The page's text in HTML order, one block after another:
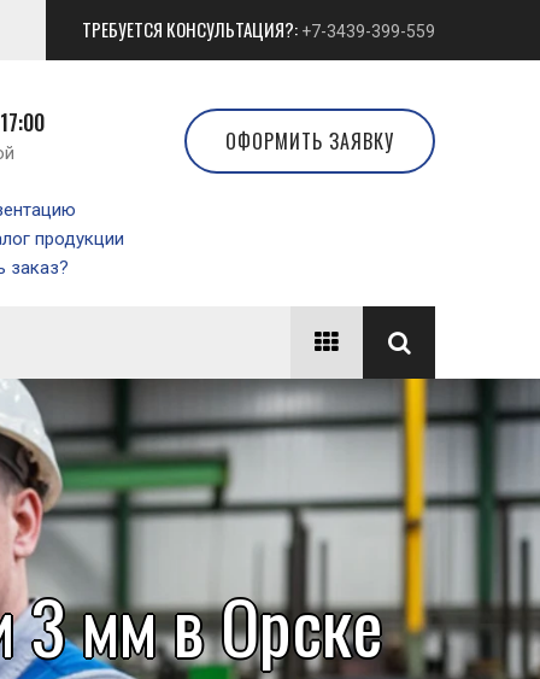
ТРЕБУЕТСЯ КОНСУЛЬТАЦИЯ?: +7-3439-399-559
продукции
заказ?
ОФОРМИТЬ ЗАЯВКУ
3 мм в Орске